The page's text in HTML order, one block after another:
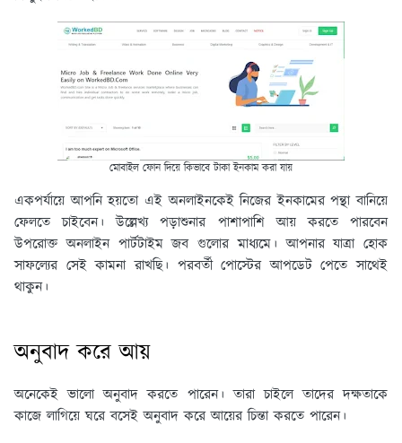
মোবাইল ফোন দিয়ে কিভাবে টাকা ইনকাম করা যায়
একপর্যায়ে আপনি হয়তো এই অনলাইনকেই নিজের ইনকামের পন্থা বানিয়ে
ফেলতে চাইবেন। উল্লেখ্য পড়াশুনার পাশাপাশি আয় করতে পারবেন
উপরোক্ত অনলাইন পার্টটাইম জব গুলোর মাধ্যমে। আপনার যাত্রা হোক
সাফল্যের সেই কামনা রাখছি। পরবর্তী পোস্টের আপডেট পেতে সাথেই
থাকুন।
অনুবাদ করে আয়
অনেকেই ভালো অনুবাদ করতে পারেন। তারা চাইলে তাদের দক্ষতাকে
কাজে লাগিয়ে ঘরে বসেই অনুবাদ করে আয়ের চিন্তা করতে পারেন।